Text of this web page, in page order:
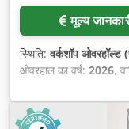
मूल्य
स्थिति:वर्कशॉप ओवरहॉल्ड
ओवरहाल का वर्ष: 2026,
किग्रा, कुल चौड़ाई:650
A, इनपुट आवृत्ति: